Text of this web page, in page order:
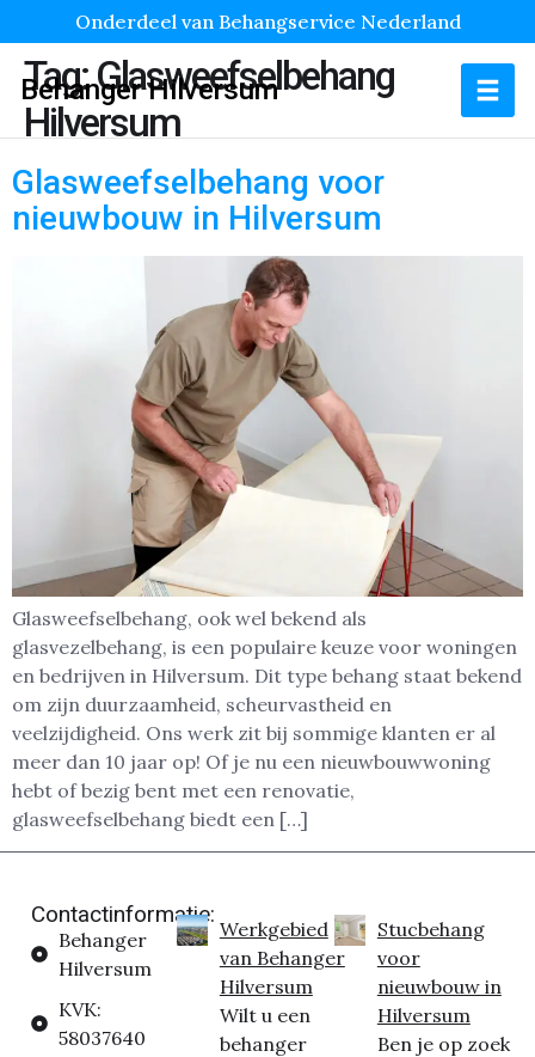
Onderdeel van Behangservice Nederland
Behanger Hilversum
Tag:Glasweefselbehang
Hilversum
Glasweefselbehang voor
nieuwbouw in Hilversum
Glasweefselbehang, ook wel bekend als
glasvezelbehang, is een populaire keuze voor woningen
en bedrijven in Hilversum. Dit type behang staat bekend
om zijn duurzaamheid, scheurvastheid en
veelzijdigheid. Ons werk zit bij sommige klanten er al
meer dan 10 jaar op! Of je nu een nieuwbouwwoning
hebt of bezig bent met een renovatie,
glasweefselbehang biedt een […]
Contactinformatie:
Behanger
Hilversum
KVK:
58037640
Werkgebied
van Behanger
Hilversum
Wilt u een
behanger
Stucbehang
voor
nieuwbouw in
Hilversum
Ben je op zoek